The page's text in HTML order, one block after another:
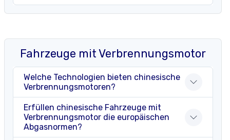
Fahrzeuge mit Verbrennungsmotor
Welche Technologien bieten chinesische
Verbrennungsmotoren?
Erfüllen chinesische Fahrzeuge mit
Verbrennungsmotor die europäischen
Abgasnormen?